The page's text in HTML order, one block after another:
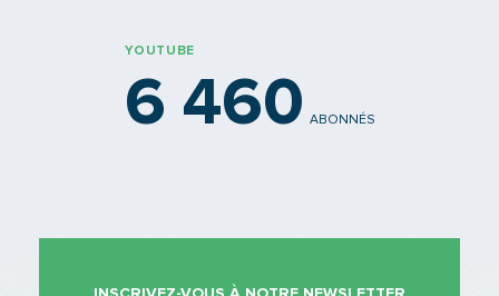
YOUTUBE
6 460 ABONNÉS